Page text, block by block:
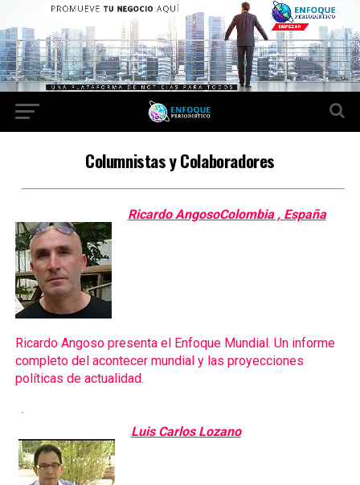
Columnistas y Colaboradores
Ricardo AngosoColombia , España
Ricardo Angoso presenta el Enfoque Mundial. Un informe
completo del acontecer mundial y las proyecciones
políticas de actualidad.
Luis Carlos Lozano